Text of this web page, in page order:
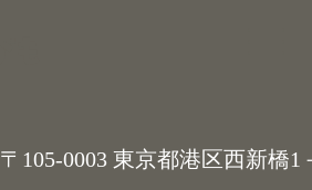
〒105-0003 東京都港区西新橋